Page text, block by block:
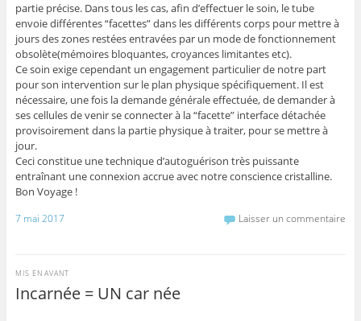
partie précise. Dans tous les cas, afin d’effectuer le soin, le tube
envoie différentes “facettes” dans les différents corps pour mettre à
jours des zones restées entravées par un mode de fonctionnement
obsolète(mémoires bloquantes, croyances limitantes etc).
Ce soin exige cependant un engagement particulier de notre part
pour son intervention sur le plan physique spécifiquement. Il est
nécessaire, une fois la demande générale effectuée, de demander à
ses cellules de venir se connecter à la “facette” interface détachée
provisoirement dans la partie physique à traiter, pour se mettre à
jour.
Ceci constitue une technique d’autoguérison très puissante
entraînant une connexion accrue avec notre conscience cristalline.
Bon Voyage !
7 mai 2017 Laisser un commentaire
Incarnée = UN car née
MIS EN AVANT